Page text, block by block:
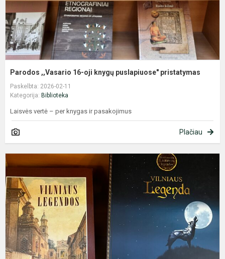
Parodos ,,Vasario 16-oji knygų puslapiuose" pristatymas
Paskelbta: 2026-02-11
Kategorija: Biblioteka
Laisvės vertė – per knygas ir pasakojimus
Plačiau